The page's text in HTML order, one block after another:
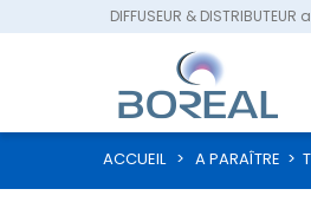
DIFFUSEUR &
ACCUEIL > A PARAÎTRE >